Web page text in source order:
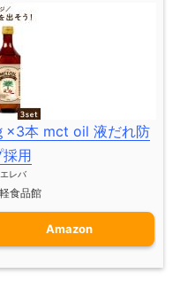
×3本 mct oil 液だれ防
用
レバ
食品館
Amazon